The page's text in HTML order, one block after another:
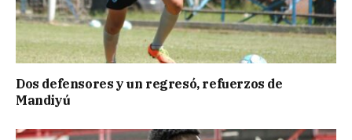
Dos defensores y un regresó, refuerzos de
Mandiyú